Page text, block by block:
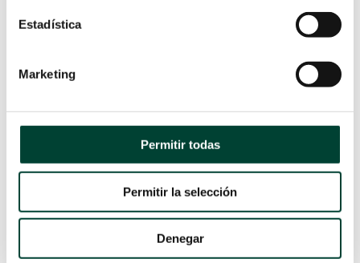
Estadística
Marketing
Permitir todas
Permitir la selección
Denegar
CONCLUSIONES
PICC en neonatos es un aspecto crucial para
garantizar tanto la eficacia terapéutica como la
seguridad del paciente. Conocer los límites
reales de estos dispositivos, más allá de los
valores teóricos proporcionados por los
fabricantes, permite tomar decisiones clínicas
más ajustadas a la práctica asistencial. Factores
como el calibre y la longitud del catéter, su
composición, la anatomía del trayecto venoso, la